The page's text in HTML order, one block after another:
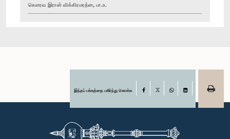
கௌரவ இரான் விக்கிரமரத்ன, பா.உ.
இந்தப் பக்கத்தை பகிர்ந்து கொள்க Facebook